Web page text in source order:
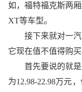
如，福特福克斯两
XT等车型。
接下来就对一
它现在值不值得购买
首先要说的就
为12.98-22.98万元